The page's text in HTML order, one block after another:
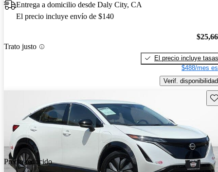
Entrega a domicilio desde Daly City, CA
El precio incluye envío de $140
Trato justo
El precio incluye tasas
$488/mes
Verif. disponibilidad
Precio reducido